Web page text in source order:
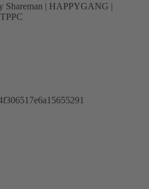
Shareman | HAPPYGANG |